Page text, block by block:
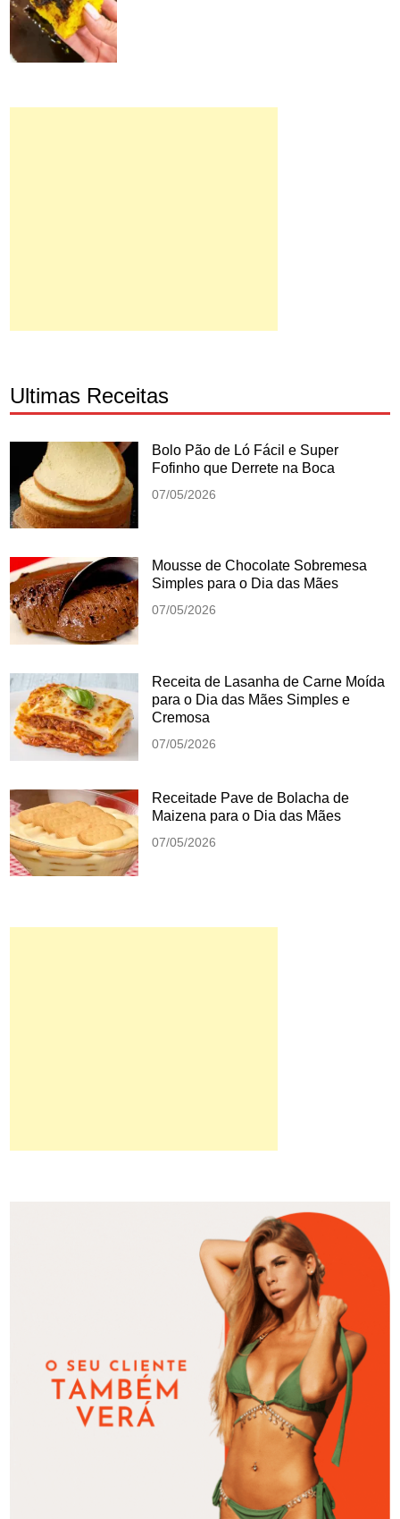
Ultimas Receitas
Bolo Pão de Ló Fácil e Super
Fofinho que Derrete na Boca
07/05/2026
Mousse de Chocolate Sobremesa
Simples para o Dia das Mães
07/05/2026
Receita de Lasanha de Carne Moída
para o Dia das Mães Simples e
Cremosa
07/05/2026
Receitade Pave de Bolacha de
Maizena para o Dia das Mães
07/05/2026